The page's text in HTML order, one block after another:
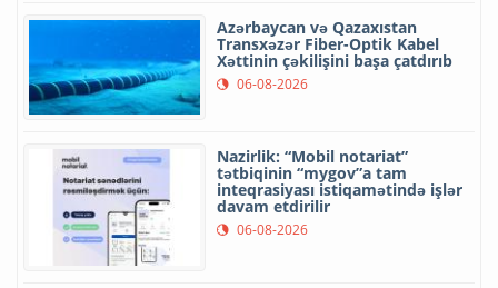
Azərbaycan və Qazaxıstan
Transxəzər Fiber-Optik Kabel
Xəttinin çəkilişini başa çatdırıb
06-08-2026
Nazirlik: “Mobil notariat”
tətbiqinin “mygov”a tam
inteqrasiyası istiqamətində işlər
davam etdirilir
06-08-2026